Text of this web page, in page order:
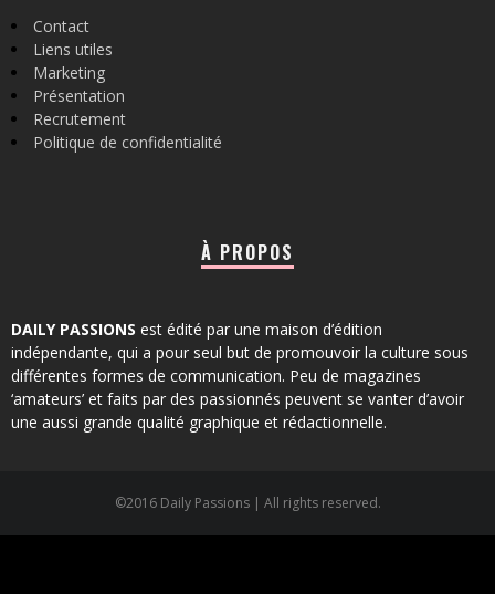
Contact
Liens utiles
Marketing
Présentation
Recrutement
Politique de confidentialité
À PROPOS
DAILY PASSIONS est édité par une maison d’édition
indépendante, qui a pour seul but de promouvoir la culture sous
différentes formes de communication. Peu de magazines
‘amateurs’ et faits par des passionnés peuvent se vanter d’avoir
une aussi grande qualité graphique et rédactionnelle.
©2016 Daily Passions | All rights reserved.